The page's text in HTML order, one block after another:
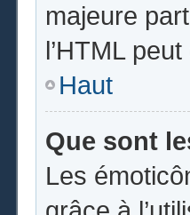
majeure
l’HTML
Haut
Que sont
Les